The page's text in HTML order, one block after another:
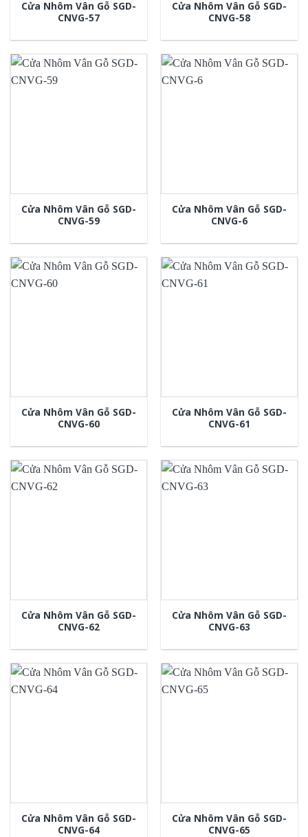
Cửa Nhôm Vân Gỗ SGD-
CNVG-57
Cửa Nhôm Vân Gỗ SGD-
CNVG-58
Cửa Nhôm Vân Gỗ SGD-
CNVG-59
Cửa Nhôm Vân Gỗ SGD-
CNVG-6
Cửa Nhôm Vân Gỗ SGD-
CNVG-60
Cửa Nhôm Vân Gỗ SGD-
CNVG-61
Cửa Nhôm Vân Gỗ SGD-
CNVG-62
Cửa Nhôm Vân Gỗ SGD-
CNVG-63
Cửa Nhôm Vân Gỗ SGD-
CNVG-64
Cửa Nhôm Vân Gỗ SGD-
CNVG-65